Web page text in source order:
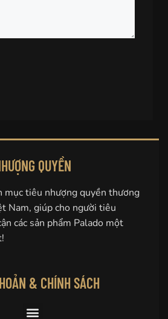
QUYỀN
mục tiêu nhượng quyền thương
Nam, giúp cho người tiêu
các sản phẩm Palado một
& CHÍNH SÁCH